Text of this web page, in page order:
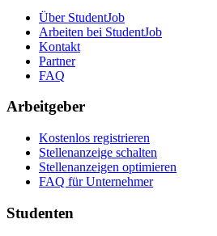
Über StudentJob
Arbeiten bei StudentJob
Kontakt
Partner
FAQ
Arbeitgeber
Kostenlos registrieren
Stellenanzeige schalten
Stellenanzeigen optimieren
FAQ für Unternehmer
Studenten